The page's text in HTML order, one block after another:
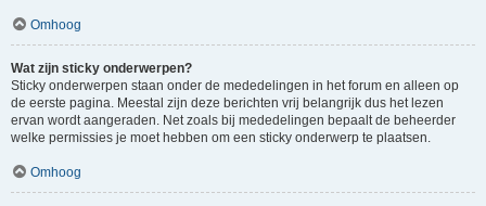
Omhoog
Wat zijn sticky onderwerpen?
Sticky onderwerpen staan onder de mededelingen in het forum en alleen op
de eerste pagina. Meestal zijn deze berichten vrij belangrijk dus het lezen
ervan wordt aangeraden. Net zoals bij mededelingen bepaalt de beheerder
welke permissies je moet hebben om een sticky onderwerp te plaatsen.
Omhoog